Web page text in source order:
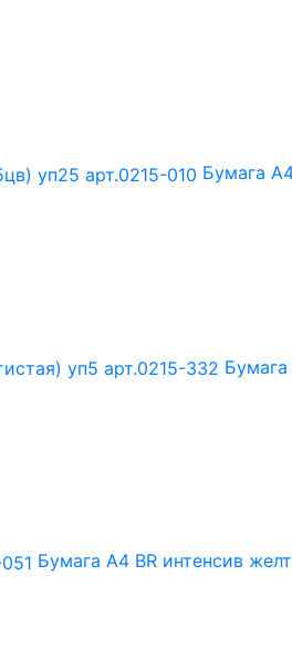
Бумага
Бумага А4 BR интенсив